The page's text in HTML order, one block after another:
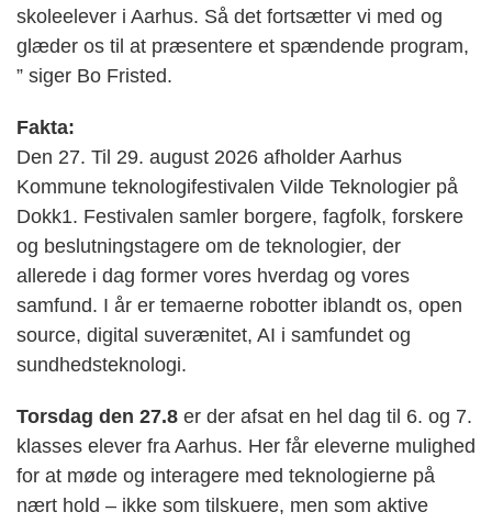
skoleelever i Aarhus. Så det fortsætter vi med og
glæder os til at præsentere et spændende program,
” siger Bo Fristed.
Fakta:
Den 27. Til 29. august 2026 afholder Aarhus
Kommune teknologifestivalen Vilde Teknologier på
Dokk1. Festivalen samler borgere, fagfolk, forskere
og beslutningstagere om de teknologier, der
allerede i dag former vores hverdag og vores
samfund. I år er temaerne robotter iblandt os, open
source, digital suverænitet, AI i samfundet og
sundhedsteknologi.
Torsdag den 27.8 er der afsat en hel dag til 6. og 7.
klasses elever fra Aarhus. Her får eleverne mulighed
for at møde og interagere med teknologierne på
nært hold – ikke som tilskuere, men som aktive